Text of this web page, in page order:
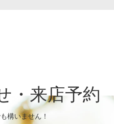
・来店予約
構いません！